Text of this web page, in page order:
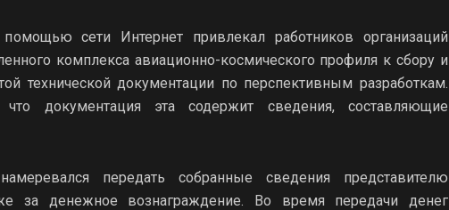
сети Интернет привлекал работников организаций
комплекса авиационно-космического профиля к сбору и
технической документации по перспективным разработкам.
документация эта содержит сведения, составляющие
передать собранные сведения представителю
за денежное вознаграждение. Во время передачи денег